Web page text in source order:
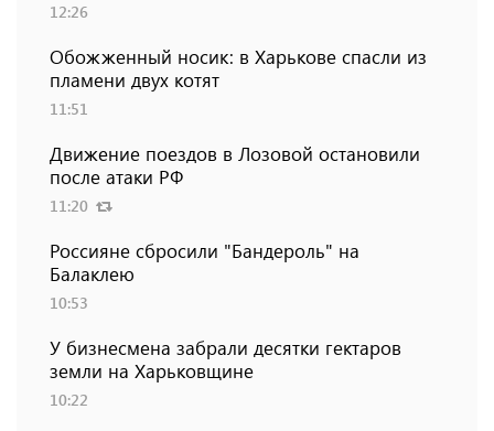
12:26
Обожженный носик: в Харькове спасли из
пламени двух котят
11:51
Движение поездов в Лозовой остановили
после атаки РФ
11:20
Россияне сбросили "Бандероль" на
Балаклею
10:53
У бизнесмена забрали десятки гектаров
земли на Харьковщине
10:22